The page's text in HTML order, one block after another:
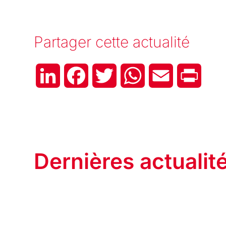
Partager cette actualité
LinkedIn FacebookTwitter WhatsAppEmail
Dernières